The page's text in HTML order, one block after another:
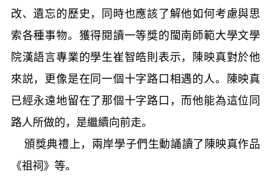
改、遺忘的歷史，同時也應該了解他如何考慮與思
索各種事物。獲得閱讀一等獎的閩南師範大學文學
院漢語言專業的學生崔智皓則表示，陳映真對於他
來説，更像是在同一個十字路口相遇的人。陳映真
已經永遠地留在了那個十字路口，而他能為這位同
路人所做的，是繼續向前走。
頒獎典禮上，兩岸學子們生動誦讀了陳映真作品
《祖祠》等。